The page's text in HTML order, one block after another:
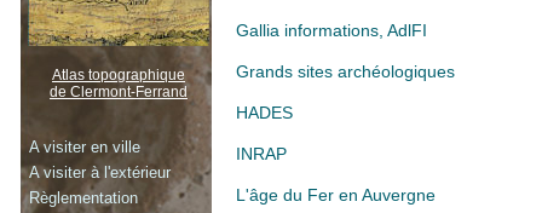
Gallia informations, AdlFI
Grands sites archéologiques
HADES
INRAP
L'âge du Fer en Auvergne
Atlas topographique
de Clermont-Ferrand
A visiter en ville
A visiter à l'extérieur
Règlementation